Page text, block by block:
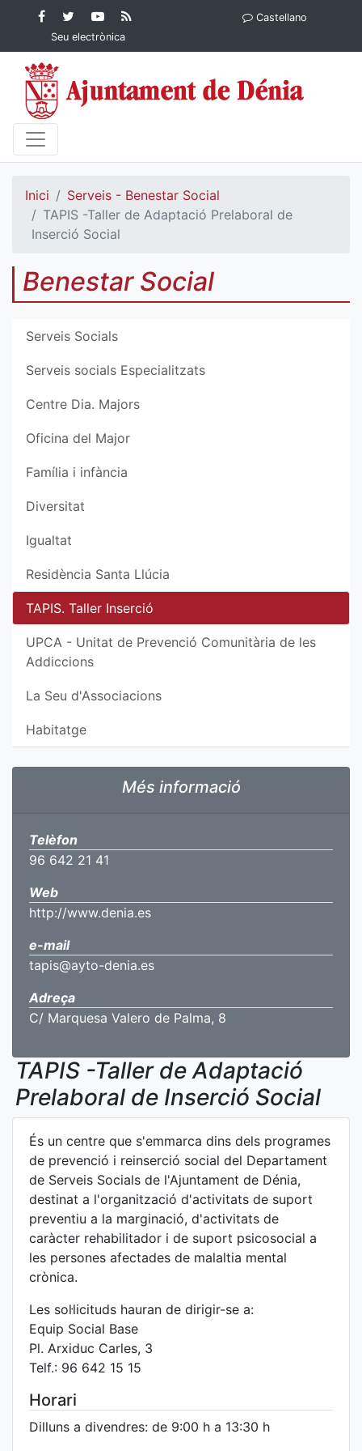
Contingut principalFacebook
Ajuntament de Dénia
Twitter
Ajuntament de
Dénia
YouTube
Ajuntament
de Dénia
Ajuntament
Seu electrònica
Castellano
Inici
Serveis - Benestar Social
TAPIS -Taller de Adaptació Prelaboral de
Inserció Social
Benestar Social
Serveis Socials
Serveis socials Especialitzats
Centre Dia. Majors
Oficina del Major
Família i infància
Diversitat
Igualtat
Residència Santa Llúcia
TAPIS. Taller Inserció
UPCA - Unitat de Prevenció Comunitària de les
Addiccions
La Seu d'Associacions
Habitatge
Més informació
Telèfon
96 642 21 41
Web
http://www.denia.es
e-mail
tapis@ayto-denia.es
Adreça
C/ Marquesa Valero de Palma, 8
TAPIS -Taller de Adaptació
Prelaboral de Inserció Social
És un centre que s'emmarca dins dels programes
de prevenció i reinserció social del Departament
de Serveis Socials de l'Ajuntament de Dénia,
destinat a l'organització d'activitats de suport
preventiu a la marginació, d'activitats de
caràcter rehabilitador i de suport psicosocial a
les persones afectades de malaltia mental
crònica.
Les sol·licituds hauran de dirigir-se a:
Equip Social Base
Pl. Arxiduc Carles, 3
Telf.: 96 642 15 15
Horari
Dilluns a divendres: de 9:00 h a 13:30 h